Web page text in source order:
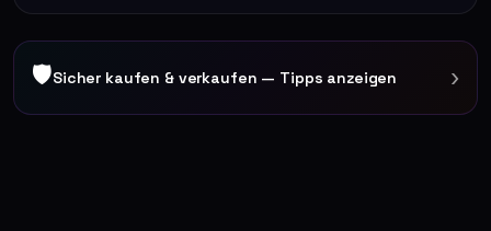
🛡Sicher kaufen & verkaufen — Tipps anzeigen ›